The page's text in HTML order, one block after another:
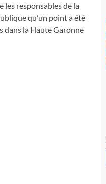
les responsables de la
qu’un point a été
dans la Haute Garonne